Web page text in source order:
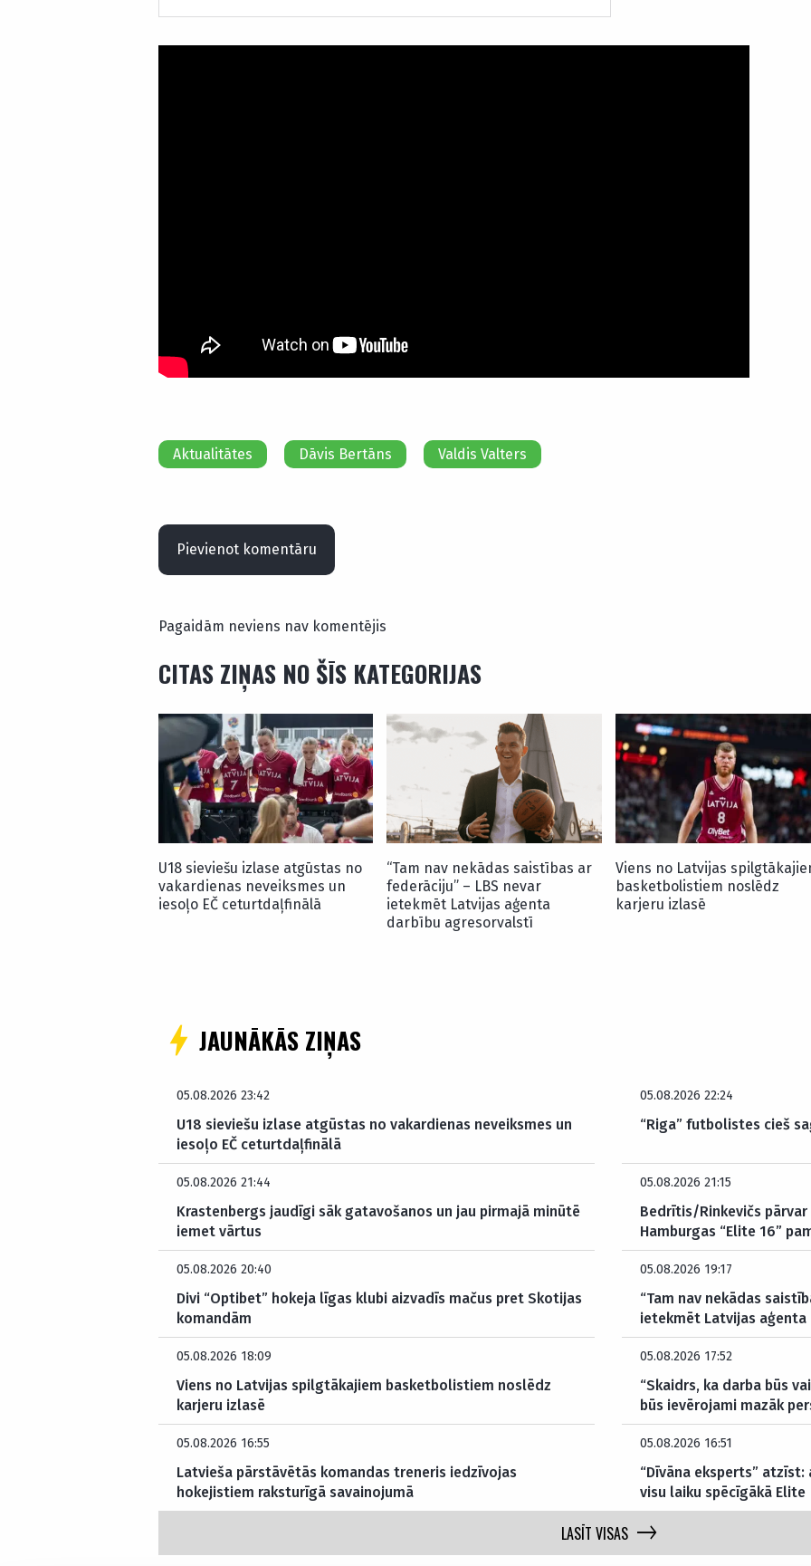
Aktualitātes Dāvis Bertāns Valdis Valters
Pievienot komentāru
Pagaidām neviens nav komentējis
CITAS ZIŅAS NO ŠĪS KATEGORIJAS
U18 sieviešu izlase atgūstas no
vakardienas neveiksmes un
iesoļo EČ ceturtdaļfinālā
“Tam nav nekādas saistības ar
federāciju” – LBS nevar
ietekmēt Latvijas aģenta
darbību agresorvalstī
Viens no Latvijas
basketbolistiem noslēdz
karjeru izlasē
JAUNĀKĀS ZIŅAS
05.08.2026 23:42
U18 sieviešu izlase atgūstas no vakardienas neveiksmes un
iesoļo EČ ceturtdaļfinālā
05.08.2026 22:24
“Riga” futbolistes cieš
05.08.2026 21:44
Krastenbergs jaudīgi sāk gatavošanos un jau pirmajā minūtē
iemet vārtus
05.08.2026 21:15
Bedrītis/Rinkevičs
Hamburgas “Elite 16”
05.08.2026 20:40
Divi “Optibet” hokeja līgas klubi aizvadīs mačus pret Skotijas
komandām
05.08.2026 19:17
“Tam nav nekādas
ietekmēt Latvijas
05.08.2026 18:09
Viens no Latvijas spilgtākajiem basketbolistiem noslēdz
karjeru izlasē
05.08.2026 17:52
“Skaidrs, ka darba būs
būs ievērojami mazāk
05.08.2026 16:55
Latvieša pārstāvētās komandas treneris iedzīvojas
hokejistiem raksturīgā savainojumā
05.08.2026 16:51
“Dīvāna eksperts”
visu laiku spēcīgākā Elite
LASĪT VISAS